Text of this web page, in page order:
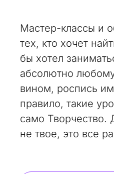
Мастер-классы и
тех, кто хочет
бы хотел
абсолютно
вином, роспись
правило, такие
само Творчество.
не твое, это все